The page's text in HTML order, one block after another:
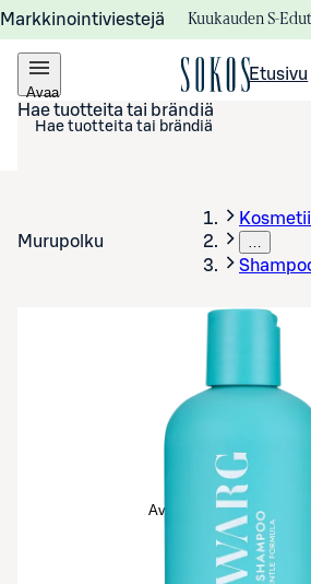
Markkinointiviestejä Kuukauden S-
Avaa
valikko
Etusivu
Hae tuotteita tai brändiä
Murupolku …
Avaa tuotekuva